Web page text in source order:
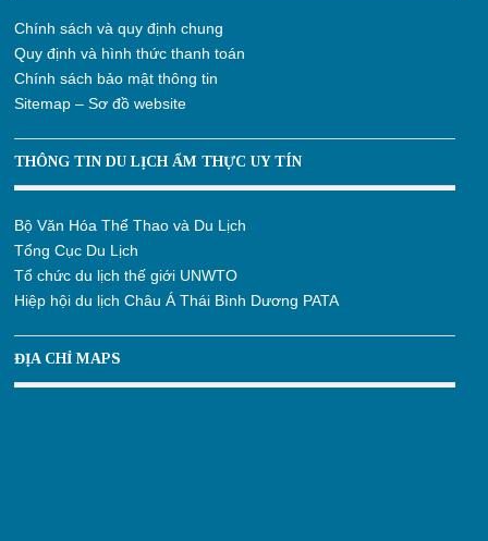
Chính sách và quy định chung
Quy định và hình thức thanh toán
Chính sách bảo mật thông tin
Sitemap – Sơ đồ website
THÔNG TIN DU LỊCH ẨM THỰC UY TÍN
Bộ Văn Hóa Thể Thao và Du Lịch
Tổng Cục Du Lịch
Tổ chức du lịch thế giới UNWTO
Hiệp hội du lịch Châu Á Thái Bình Dương PATA
ĐỊA CHỈ MAPS